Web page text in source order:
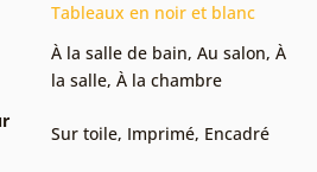
Tableaux en noir et blanc
À la salle de bain, Au salon, À
la salle, À la chambre
Sur toile, Imprimé, Encadré